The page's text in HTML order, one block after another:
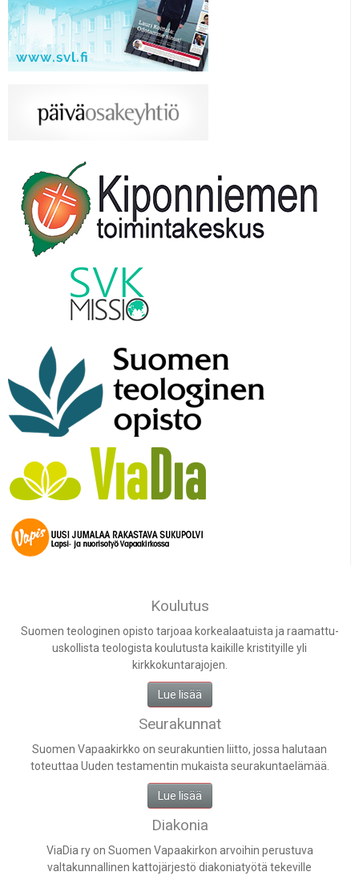
Koulutus
Suomen teologinen opisto tarjoaa korkealaatuista ja raamattu-
uskollista teologista koulutusta kaikille kristityille yli
kirkkokuntarajojen.
Lue lisää
Seurakunnat
Suomen Vapaakirkko on seurakuntien liitto, jossa halutaan
toteuttaa Uuden testamentin mukaista seurakuntaelämää.
Lue lisää
Diakonia
ViaDia ry on Suomen Vapaakirkon arvoihin perustuva
valtakunnallinen kattojärjestö diakoniatyötä tekeville